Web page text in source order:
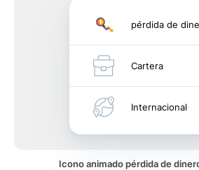
pérdida de
Cartera
Internacional
Icono animado pérdida de